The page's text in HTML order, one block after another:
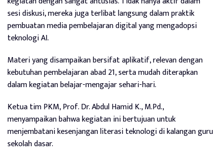
sesi diskusi, mereka juga terlibat langsung dalam praktik
pembuatan media pembelajaran digital yang mengadopsi
teknologi AI.
Materi yang disampaikan bersifat aplikatif, relevan dengan
kebutuhan pembelajaran abad 21, serta mudah diterapkan
dalam kegiatan belajar-mengajar sehari-hari.
Ketua tim PKM, Prof. Dr. Abdul Hamid K., M.Pd.,
menyampaikan bahwa kegiatan ini bertujuan untuk
menjembatani kesenjangan literasi teknologi di kalangan guru
sekolah dasar.